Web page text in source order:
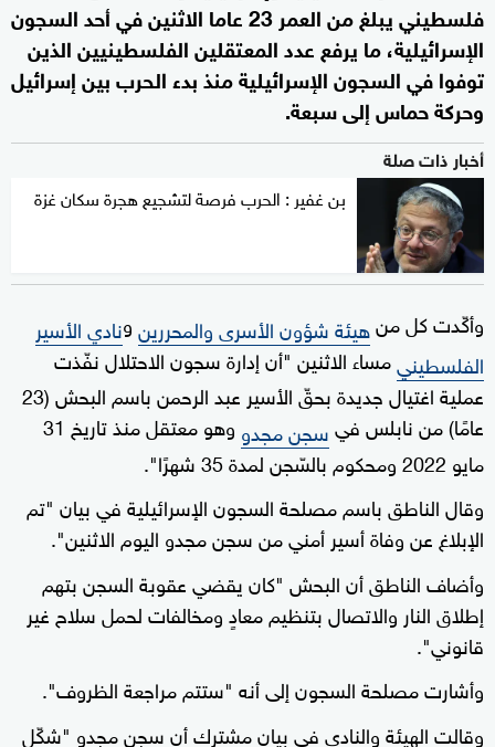
فلسطيني يبلغ من العمر 23 عاما الاثنين في أحد السجون
الإسرائيلية، ما يرفع عدد المعتقلين الفلسطينيين الذين
توفوا في السجون الإسرائيلية منذ بدء الحرب بين إسرائيل
وحركة حماس إلى سبعة.
أخبار ذات صلة
بن غفير : الحرب فرصة لتشجيع هجرة سكان غزة
وأكّدت كل منهيئة شؤون الأسرى والمحررينونادي الأسير
الفلسطينيمساء الاثنين "أن إدارة سجون الاحتلال نفّذت
عملية اغتيال جديدة بحقّ الأسير عبد الرحمن باسم البحش (23
عامًا) من نابلس فيسجن مجدو
وهو معتقل منذ تاريخ 31
مايو 2022 ومحكوم بالسّجن لمدة 35 شهرًا".
وقال الناطق باسم مصلحة السجون الإسرائيلية في بيان "تم
الإبلاغ عن وفاة أسير أمني من سجن مجدو اليوم الاثنين".
وأضاف الناطق أن البحش "كان يقضي عقوبة السجن بتهم
إطلاق النار والاتصال بتنظيم معادٍ ومخالفات لحمل سلاح غير
قانوني".
وأشارت مصلحة السجون إلى أنه "ستتم مراجعة الظروف".
وقالت الهيئة والنادي في بيان مشترك أن سجن مجدو "شكّل